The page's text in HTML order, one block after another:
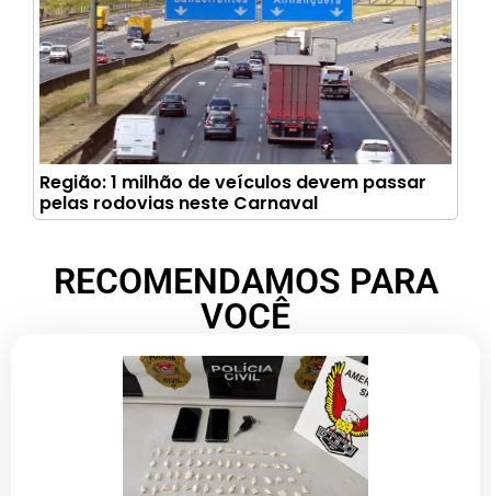
Região: 1 milhão de veículos devem passar
pelas rodovias neste Carnaval
RECOMENDAMOS PARA
VOCÊ